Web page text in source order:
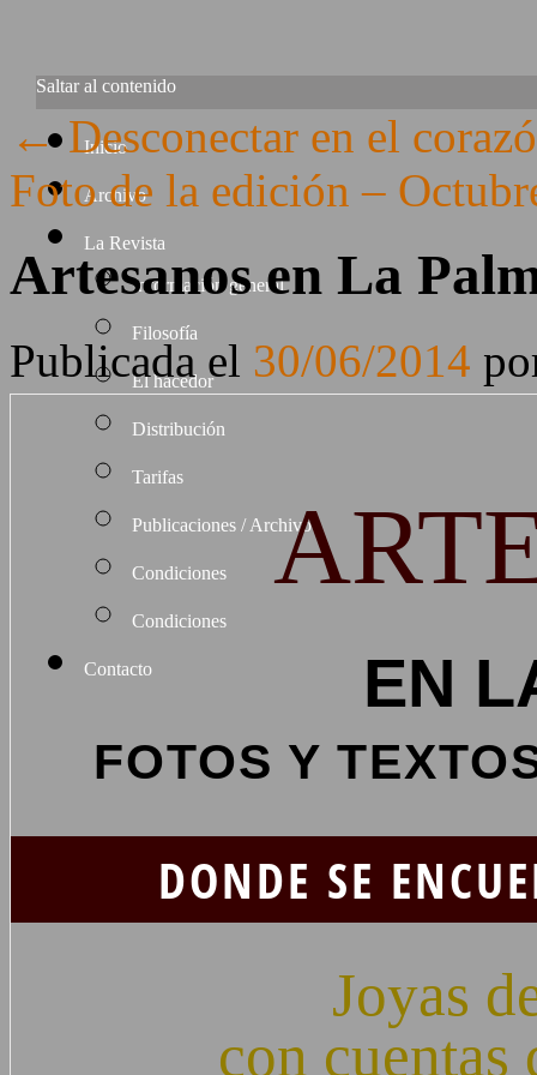
Saltar al contenido
Inicio
Archivo
La Revista
Información general
Filosofía
El hacedor
Distribución
Tarifas
Publicaciones / Archivo
Condiciones
Condiciones
Contacto
←Desconectar en el
Foto de la edición –
Artesanos en La
Publicada el 30/06/2014
EN
FOTOS Y
DONDE SE
Joyas
con cuentas